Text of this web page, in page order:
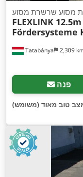
Tatabánya 2,309
מסוע שרשרת מסוע
FLEXLINK 12.5m
פנה
טוב מאוד (משומש)